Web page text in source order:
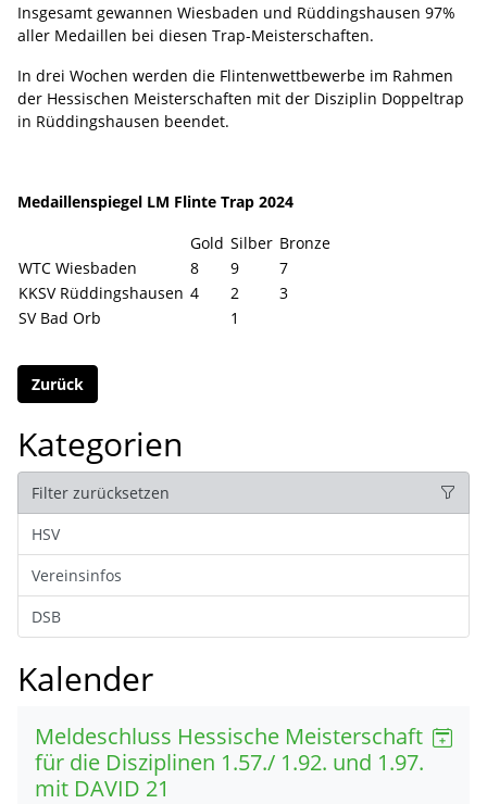
Insgesamt gewannen Wiesbaden und Rüddingshausen 97%
aller Medaillen bei diesen Trap-Meisterschaften.
In drei Wochen werden die Flintenwettbewerbe im Rahmen
der Hessischen Meisterschaften mit der Disziplin Doppeltrap
in Rüddingshausen beendet.
Medaillenspiegel LM Flinte Trap 2024
Gold Silber Bronze
WTC Wiesbaden
8 9
7
KKSV Rüddingshausen 4 2
3
SV Bad Orb
1
Zurück
Kategorien
Filter zurücksetzen
HSV
Vereinsinfos
DSB
Kalender
Meldeschluss Hessische Meisterschaft
für die Disziplinen 1.57./ 1.92. und 1.97.
mit DAVID 21